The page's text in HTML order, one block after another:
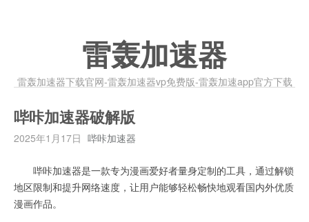
雷轰加速器
雷轰加速器下载官网-雷轰加速器vp免费版-雷轰加速app官方下载
哔咔加速器破解版
2025年1月17日 哔咔加速器
哔咔加速器是一款专为漫画爱好者量身定制的工具，通过解锁
地区限制和提升网络速度，让用户能够轻松畅快地观看国内外优质
漫画作品。